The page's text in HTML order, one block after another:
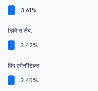
3.61%
डिवि'स लैब.
3.42%
हिंद.एरोनॉटिक्स
3.40%